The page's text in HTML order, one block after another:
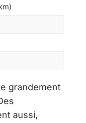
grandement
aussi,